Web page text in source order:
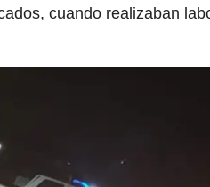
cuando realizaban